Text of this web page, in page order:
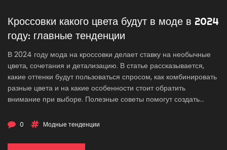
Кроссовки какого цвета будут в моде в 2024
году: главные тенденции
В 2024 году мода на кроссовки делает ставку на необычные
цвета, сочетания и детализацию. В статье рассказывается,
какие оттенки будут пользоваться спросом, как комбинировать
разные цвета и на какие особенности стоит обратить
внимание при выборе. Полезные советы помогут создать
факты из мира моды добавят свежих идей. Материал
0 Модные тенденции